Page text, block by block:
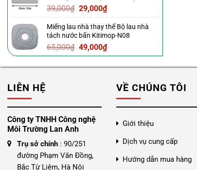
29,000₫.
39,000₫ Giá
là:
39,000₫.
29,000₫Giá
tại
là:
29,000₫.
Miếng lau nhà thay thế Bộ lau nhà
tách nước bẩn Kitimop-N08
65,000₫ Giá
gốc
là:
49,000₫Giá
hiện
tại
49,000₫.
LIÊN HỆ
Công ty TNHH Công nghệ
Môi Trường Lan Anh
Trụ sở chính : 90/251
đường Phạm Văn Đồng,
Bắc Từ Liêm, Hà Nội
VỀ CHÚNG TÔI
Giới thiệu
Dịch vụ cung cấp
Hướng dẫn mua hàng